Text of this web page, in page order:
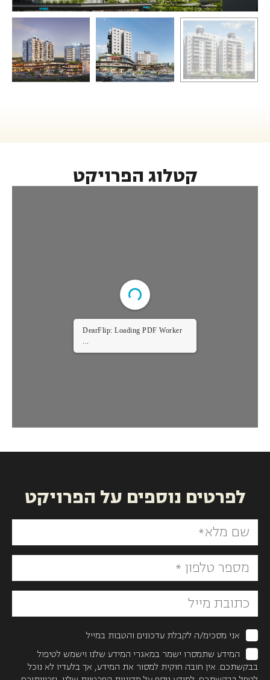
קטלוג הפרויקט
DearFlip: Loading PDF Worker
...
לפרטים נוספים על הפרויקט
אני מסכימ/ה לקבלת עדכונים והטבות במייל
המידע שתמסרו ישמר במאגרי המידע שלנו וישמש לטיפול
בבקשתכם. אין חובה חוקית למסור את המידע, אך בלעדיו לא נוכל